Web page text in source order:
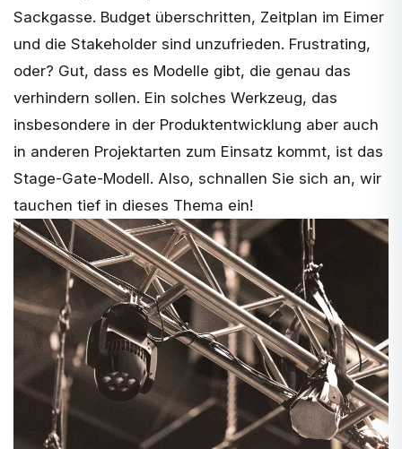
Sackgasse. Budget überschritten, Zeitplan im Eimer
und die Stakeholder sind unzufrieden. Frustrating,
oder? Gut, dass es Modelle gibt, die genau das
verhindern sollen. Ein solches Werkzeug, das
insbesondere in der Produktentwicklung aber auch
in anderen Projektarten zum Einsatz kommt, ist das
Stage-Gate-Modell. Also, schnallen Sie sich an, wir
tauchen tief in dieses Thema ein!